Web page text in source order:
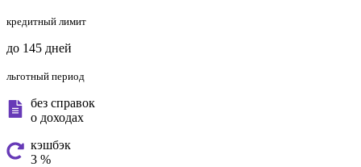
кредитный лимит
до 145 дней
льготный период
без справок
о доходах
кэшбэк
3 %